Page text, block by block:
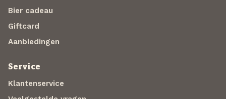
Bier cadeau
Giftcard
Aanbiedingen
Service
Klantenservice